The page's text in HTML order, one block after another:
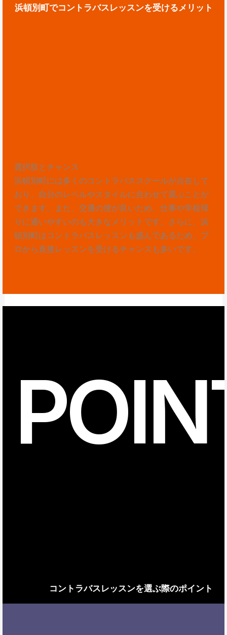
浜頓別町でコントラバスレッスンを受けるメリット
選択肢とチャンス
浜頓別町には多くのコントラバススクールが点在して
おり、自分のレベルやスタイルに合わせて選ぶことが
できます。また、交通の便が良いため、仕事や学校帰
りに通いやすいのも大きなメリットです。さらに、浜
頓別町はコントラバスレッスンも盛んであるため、プ
ロから直接レッスンを受けるチャンスも多いです。
コントラバスレッスンを選ぶ際のポイント